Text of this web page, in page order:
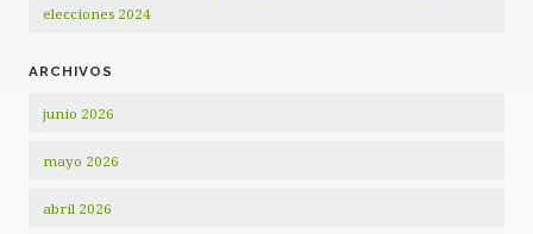
elecciones 2024
ARCHIVOS
junio 2026
mayo 2026
abril 2026